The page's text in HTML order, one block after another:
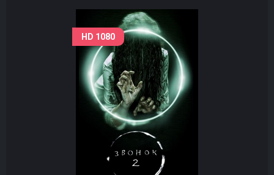
HD 1080